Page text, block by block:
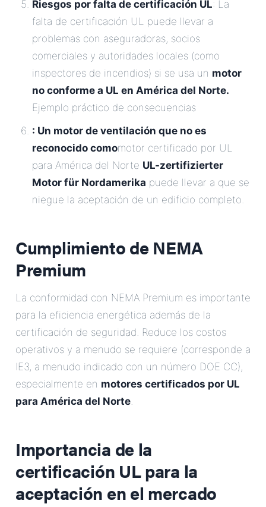
Riesgos por falta de certificación UL: La
falta de certificación UL puede llevar a
problemas con aseguradoras, socios
comerciales y autoridades locales (como
inspectores de incendios) si se usa un motor
no conforme a UL en América del Norte.
Ejemplo práctico de consecuencias
: Un motor de ventilación que no es
reconocido comomotor certificado por UL
para América del Norte UL-zertifizierter
Motor für Nordamerika puede llevar a que se
niegue la aceptación de un edificio completo.
Cumplimiento de NEMA
Premium
La conformidad con NEMA Premium es importante
para la eficiencia energética además de la
certificación de seguridad. Reduce los costos
operativos y a menudo se requiere (corresponde a
IE3, a menudo indicado con un número DOE CC),
especialmente en motores certificados por UL
para América del Norte.
Importancia de la
certificación UL para la
aceptación en el mercado